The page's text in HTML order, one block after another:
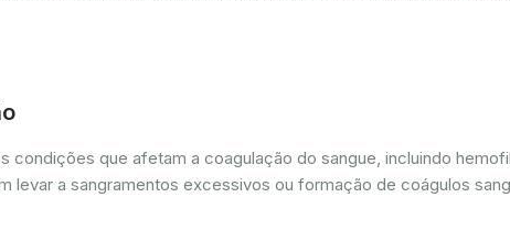
condições que afetam a coagulação do sangue, incluindo
levar a sangramentos excessivos ou formação de coágulos